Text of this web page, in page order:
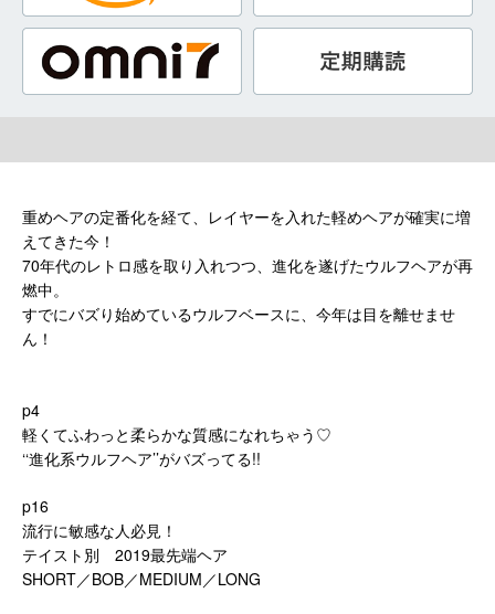
重めヘアの定番化を経て、レイヤーを入れた軽めヘアが確実に増
えてきた今！
70年代のレトロ感を取り入れつつ、進化を遂げたウルフヘアが再
燃中。
すでにバズり始めているウルフベースに、今年は目を離せませ
ん！
p4
軽くてふわっと柔らかな質感になれちゃう♡
‘‘進化系ウルフヘア’’がバズってる!!
p16
流行に敏感な人必見！
テイスト別 2019最先端ヘア
SHORT／BOB／MEDIUM／LONG